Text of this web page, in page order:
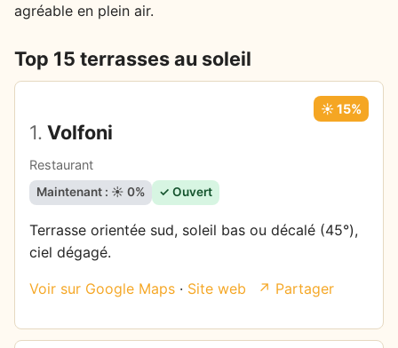
agréable en plein air.
Top 15 terrasses au soleil
1. Volfoni
Restaurant
☀️ 15%
Maintenant : ☀️ 0% ✓ Ouvert
Terrasse orientée sud, soleil bas ou décalé (45°),
ciel dégagé.
Voir sur Google Maps · Site web ↗ Partager